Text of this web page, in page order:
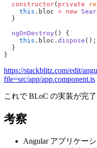
  constructor
( private
    this
.bloc = new
  }
  ngOnDestroy
() {
    this
.bloc. dispose ();
  }
}
https://stackblitz.com/edit/
file=src/app/app.component.ts
これで BLoC の実装が完了
考察
Angular アプリケー